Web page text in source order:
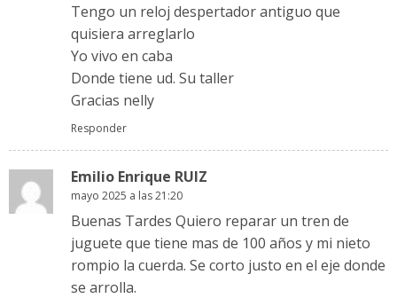
Tengo un reloj despertador antiguo que
quisiera arreglarlo
Yo vivo en caba
Donde tiene ud. Su taller
Gracias nelly
Responder
Emilio Enrique RUIZ
mayo 2025 a las 21:20
Buenas Tardes Quiero reparar un tren de
juguete que tiene mas de 100 años y mi nieto
rompio la cuerda. Se corto justo en el eje donde
se arrolla.